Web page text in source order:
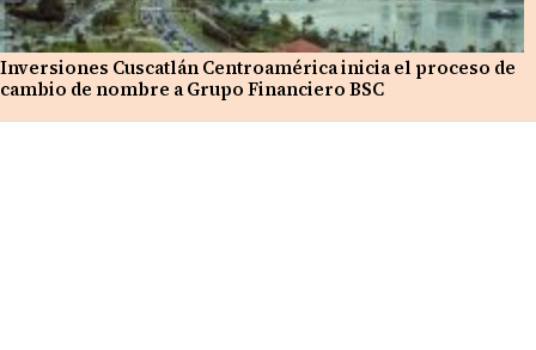
Inversiones Cuscatlán Centroamérica inicia el proceso de
cambio de nombre a Grupo Financiero BSC